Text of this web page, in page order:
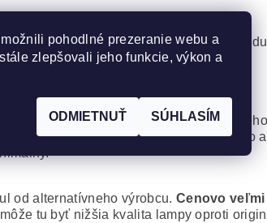
zaobstarať. Výbojka aj montážny
.
Kvalitná originálna výbojka od
montážnym modulom od kompatibilného
od alternatívneho výrobcu. Cenovo
tu byť nižšia kvalita lampy oproti
pohodlné prezeranie webu a
zlepšovali jeho funkcie, výkon a
ODMIETNUŤ SÚHLASÍM